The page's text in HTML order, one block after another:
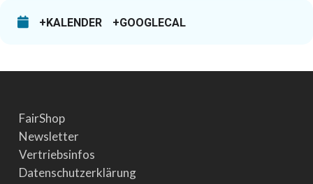
+KALENDER +GOOGLECAL
FairShop
Newsletter
Vertriebsinfos
Datenschutzerklärung